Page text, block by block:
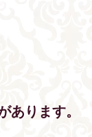
あります。